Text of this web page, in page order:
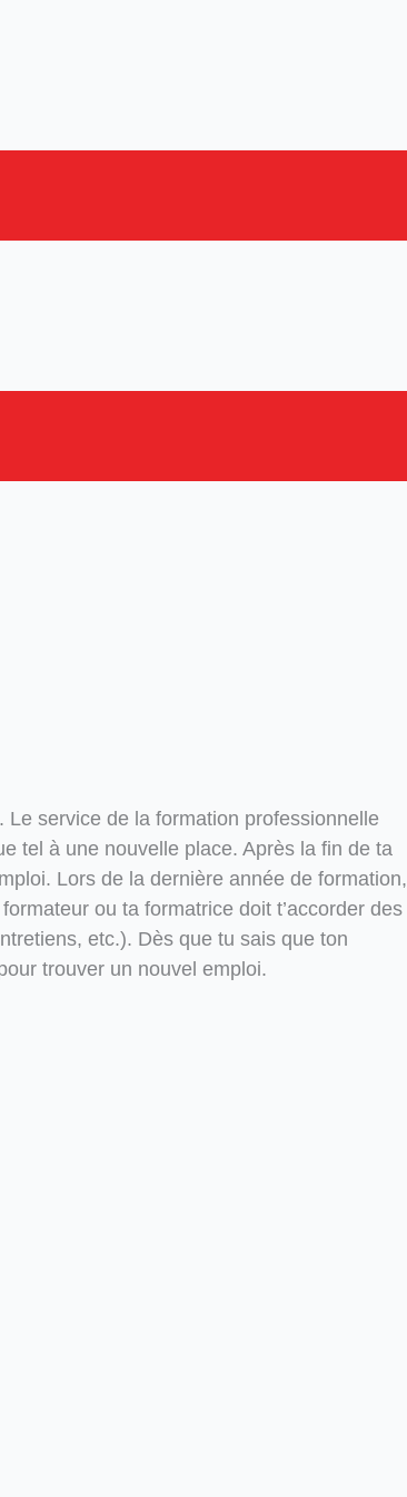
service de la formation professionnelle
tel à une nouvelle place. Après la fin de ta
Lors de la dernière année de formation,
ou ta formatrice doit t’accorder des
etc.). Dès que tu sais que ton
trouver un nouvel emploi.